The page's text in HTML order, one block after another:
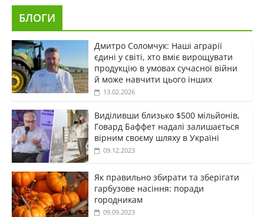
БЛОГИ
Дмитро Соломчук: Наші аграрії
єдині у світі, хто вміє вирощувати
продукцію в умовах сучасної війни
й може навчити цього інших
13.02.2026
Виділивши близько $500 мільйонів,
Говард Баффет надалі залишається
вірним своєму шляху в Україні
09.12.2023
Як правильно збирати та зберігати
гарбузове насіння: поради
городникам
09.09.2023